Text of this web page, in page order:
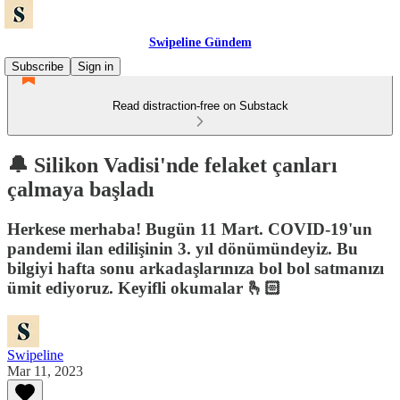
Swipeline Gündem
Subscribe
Sign in
Read distraction-free on Substack
🔔 Silikon Vadisi'nde felaket çanları
çalmaya başladı
Herkese merhaba! Bugün 11 Mart. COVID-19'un
pandemi ilan edilişinin 3. yıl dönümündeyiz. Bu
bilgiyi hafta sonu arkadaşlarınıza bol bol satmanızı
ümit ediyoruz. Keyifli okumalar 🫰🏻
Swipeline
Mar 11, 2023